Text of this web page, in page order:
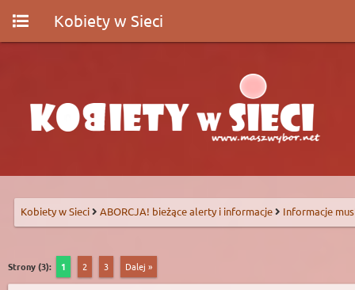
Kobiety w Sieci
Kobiety w Sieci ABORCJA! bieżące alerty i informacje Informacje
Strony (3): 1 2 3 Dalej »